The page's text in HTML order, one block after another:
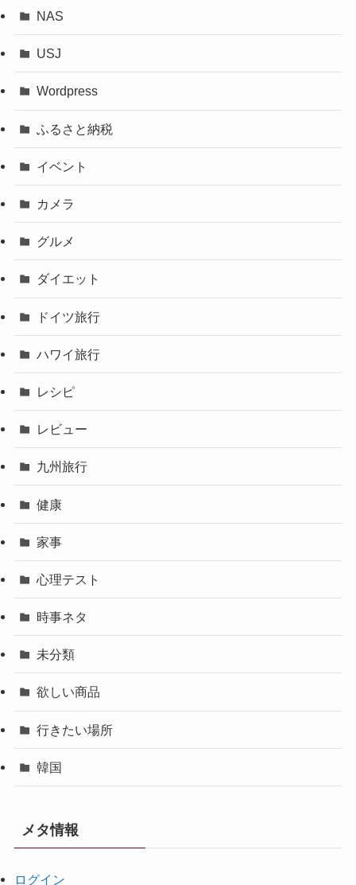
NAS
USJ
Wordpress
ふるさと納税
イベント
カメラ
グルメ
ダイエット
ドイツ旅行
ハワイ旅行
レシピ
レビュー
九州旅行
健康
家事
心理テスト
時事ネタ
未分類
欲しい商品
行きたい場所
韓国
メタ情報
ログイン